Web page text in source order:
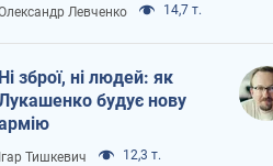
Левченко 14,7 т.
Ні зброї, ні людей: як
будує нову
Ігар Тишкевич 12,3 т.